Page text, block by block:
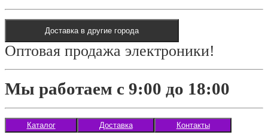
Доставка в другие города
Оптовая продажа электроники!
Мы работаем с 9:00 до 18:00
Каталог Доставка Контакты